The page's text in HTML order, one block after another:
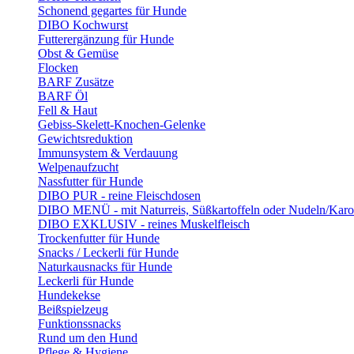
Schonend gegartes für Hunde
DIBO Kochwurst
Futterergänzung für Hunde
Obst & Gemüse
Flocken
BARF Zusätze
BARF Öl
Fell & Haut
Gebiss-Skelett-Knochen-Gelenke
Gewichtsreduktion
Immunsystem & Verdauung
Welpenaufzucht
Nassfutter für Hunde
DIBO PUR - reine Fleischdosen
DIBO MENÜ - mit Naturreis, Süßkartoffeln oder Nudeln/
DIBO EXKLUSIV - reines Muskelfleisch
Trockenfutter für Hunde
Snacks / Leckerli für Hunde
Naturkausnacks für Hunde
Leckerli für Hunde
Hundekekse
Beißspielzeug
Funktionssnacks
Rund um den Hund